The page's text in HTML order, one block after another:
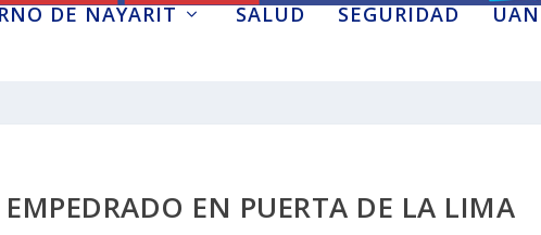
DE NAYARIT SALUD SEGURIDAD UAN
EN PUERTA DE LA LIMA